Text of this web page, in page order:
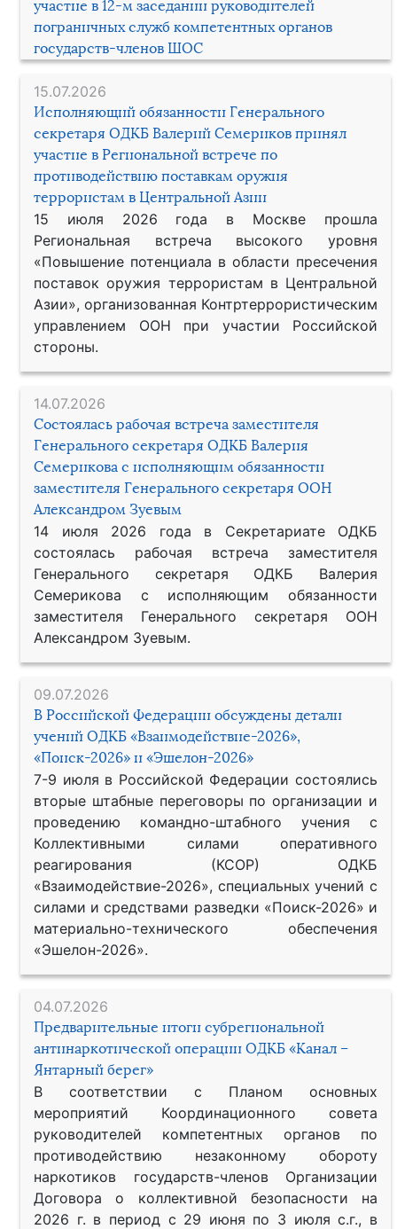
участие в 12-м заседании руководителей
пограничных служб компетентных органов
государств-членов ШОС
15.07.2026
Исполняющий обязанности Генерального
секретаря ОДКБ Валерий Семериков принял
участие в Региональной встрече по
противодействию поставкам оружия
террористам в Центральной Азии
15 июля 2026 года в Москве прошла
Региональная встреча высокого уровня
«Повышение потенциала в области пресечения
поставок оружия террористам в Центральной
Азии», организованная Контртеррористическим
управлением ООН при участии Российской
стороны.
14.07.2026
Состоялась рабочая встреча заместителя
Генерального секретаря ОДКБ Валерия
Семерикова с исполняющим обязанности
заместителя Генерального секретаря ООН
Александром Зуевым
14 июля 2026 года в Секретариате ОДКБ
состоялась рабочая встреча заместителя
Генерального секретаря ОДКБ Валерия
Семерикова с исполняющим обязанности
заместителя Генерального секретаря ООН
Александром Зуевым.
09.07.2026
В Российской Федерации обсуждены детали
учений ОДКБ «Взаимодействие-2026»,
«Поиск-2026» и «Эшелон-2026»
7-9 июля в Российской Федерации состоялись
вторые штабные переговоры по организации и
проведению командно-штабного учения с
Коллективными силами оперативного
реагирования (КСОР) ОДКБ
«Взаимодействие-2026», специальных учений с
силами и средствами разведки «Поиск-2026» и
материально-технического обеспечения
«Эшелон-2026».
04.07.2026
Предварительные итоги субрегиональной
антинаркотической операции ОДКБ «Канал –
Янтарный берег»
В соответствии с Планом основных
мероприятий Координационного совета
руководителей компетентных органов по
противодействию незаконному обороту
наркотиков государств-членов Организации
Договора о коллективной безопасности на
2026 г. в период с 29 июня по 3 июля с.г., в